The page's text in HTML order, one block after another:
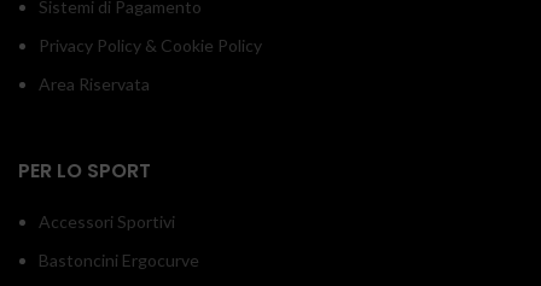
Sistemi di Pagamento
Privacy Policy & Cookie Policy
Area Riservata
PER LO SPORT
Accessori Sportivi
Bastoncini Ergocurve